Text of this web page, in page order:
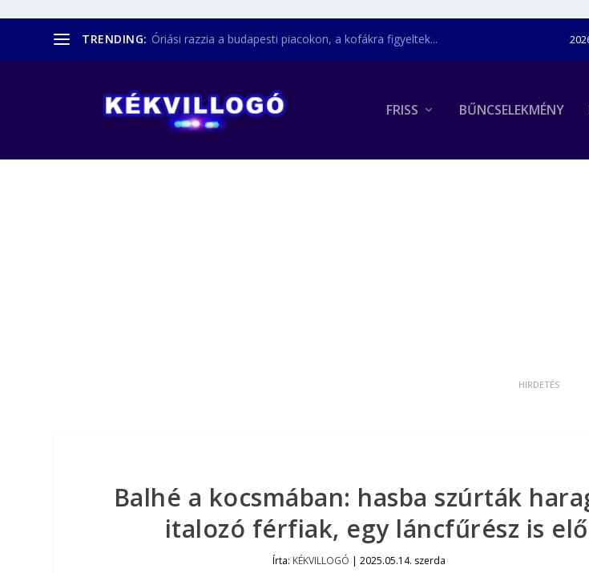
TRENDING: Óriási razzia a budapesti piacokon, a kofákra figyeltek...
FRISS BŰNCSELEKMÉNY
Balhé a kocsmában: hasba szúrták
italozó férfiak, egy láncfűrész is
Írta: KÉKVILLOGÓ |2025.05.14. szerda